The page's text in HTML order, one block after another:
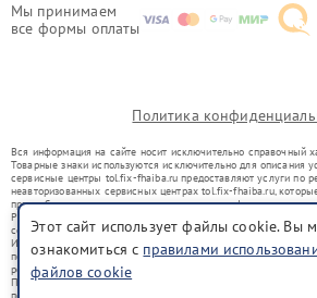
Мы принимаем
все формы оплаты
Политика
Вся информация на сайте носит исключительно справочный
Товарные знаки используются исключительно для описания
сервисные центры tol.fix-fhaiba.ru предоставляют услуги по
неавторизованных сервисных центрах tol.fix-fhaiba.ru,
правообладателями товарных знаков или их официальными
Ремонт осуществляется для устройств, уже введенных в
со статьей 1487 ГК РФ.
Использование товарных знаков не преследует цели
потребителей в заблуждение, а служит для информирования о
ремонту техники указанных брендов.
Представленная на сайте информация не является публичной
Этот сайт использует файлы cookie. Вы
ознакомиться с правилами
файлов cookie